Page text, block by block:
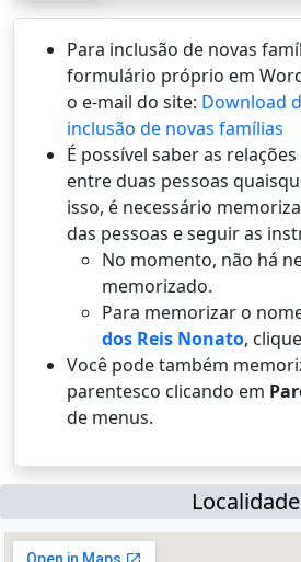
Para inclusão de novas
formulário próprio em
o e-mail do site: Download
inclusão de novas famílias
É possí­vel saber as
entre duas pessoas
isso, é necessário
das pessoas e seguir as
No momento, não há
memorizado.
Para memorizar o
dos Reis Nonato, clique
Você pode também
parentesco clicando em
de menus.
Localidade